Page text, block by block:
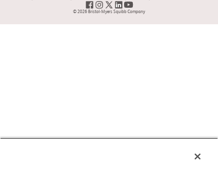
© 2026 Bristol-Myers Squibb Company